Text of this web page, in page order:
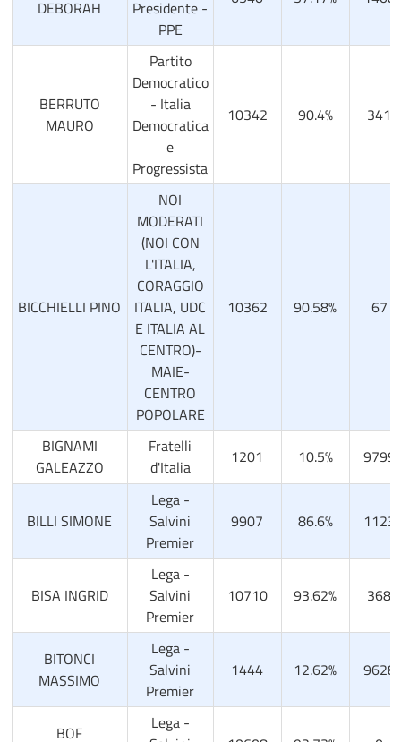
DEBORAH
Presidente -
PPE
BERRUTO
MAURO
Partito
Democratico
- Italia
Democratica
e
Progressista
10342 90.4% 341
BICCHIELLI PINO
NOI
MODERATI
(NOI CON
L'ITALIA,
CORAGGIO
ITALIA, UDC
E ITALIA AL
CENTRO)-
MAIE-
CENTRO
POPOLARE
10362 90.58% 67
BIGNAMI
GALEAZZO
Fratelli
d'Italia
1201 10.5% 9799
BILLI SIMONE
Lega -
Salvini
Premier
9907 86.6% 1123
BISA INGRID
Lega -
Salvini
Premier
10710 93.62% 368
BITONCI
MASSIMO
Lega -
Salvini
Premier
1444 12.62% 9628
BOF
Lega -